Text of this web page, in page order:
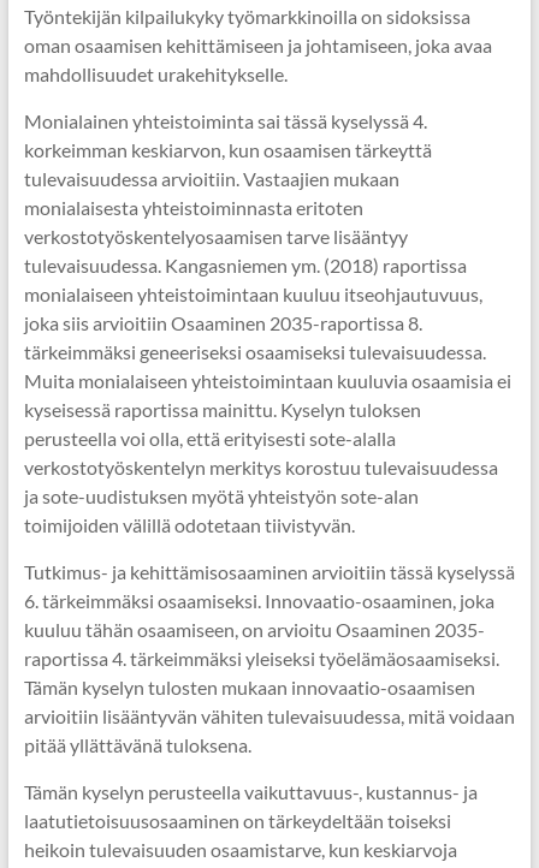
Työntekijän kilpailukyky työmarkkinoilla on sidoksissa
oman osaamisen kehittämiseen ja johtamiseen, joka avaa
mahdollisuudet urakehitykselle.
Monialainen yhteistoiminta sai tässä kyselyssä 4.
korkeimman keskiarvon, kun osaamisen tärkeyttä
tulevaisuudessa arvioitiin. Vastaajien mukaan
monialaisesta yhteistoiminnasta eritoten
verkostotyöskentelyosaamisen tarve lisääntyy
tulevaisuudessa. Kangasniemen ym. (2018) raportissa
monialaiseen yhteistoimintaan kuuluu itseohjautuvuus,
joka siis arvioitiin Osaaminen 2035-raportissa 8.
tärkeimmäksi geneeriseksi osaamiseksi tulevaisuudessa.
Muita monialaiseen yhteistoimintaan kuuluvia osaamisia ei
kyseisessä raportissa mainittu. Kyselyn tuloksen
perusteella voi olla, että erityisesti sote-alalla
verkostotyöskentelyn merkitys korostuu tulevaisuudessa
ja sote-uudistuksen myötä yhteistyön sote-alan
toimijoiden välillä odotetaan tiivistyvän.
Tutkimus- ja kehittämisosaaminen arvioitiin tässä kyselyssä
6. tärkeimmäksi osaamiseksi. Innovaatio-osaaminen, joka
kuuluu tähän osaamiseen, on arvioitu Osaaminen 2035-
raportissa 4. tärkeimmäksi yleiseksi työelämäosaamiseksi.
Tämän kyselyn tulosten mukaan innovaatio-osaamisen
arvioitiin lisääntyvän vähiten tulevaisuudessa, mitä voidaan
pitää yllättävänä tuloksena.
Tämän kyselyn perusteella vaikuttavuus-, kustannus- ja
laatutietoisuusosaaminen on tärkeydeltään toiseksi
heikoin tulevaisuuden osaamistarve, kun keskiarvoja